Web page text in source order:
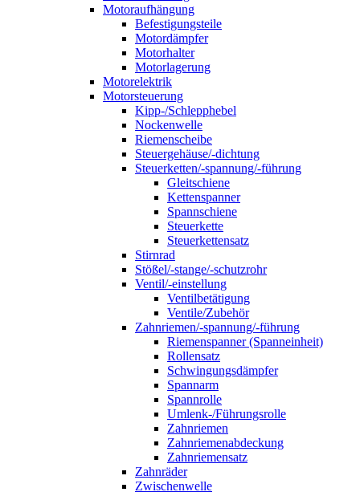
Motoraufhängung
Befestigungsteile
Motordämpfer
Motorhalter
Motorlagerung
Motorelektrik
Motorsteuerung
Kipp-/Schlepphebel
Nockenwelle
Riemenscheibe
Steuergehäuse/-dichtung
Steuerketten/-spannung/-führung
Gleitschiene
Kettenspanner
Spannschiene
Steuerkette
Steuerkettensatz
Stirnrad
Stößel/-stange/-schutzrohr
Ventil/-einstellung
Ventilbetätigung
Ventile/Zubehör
Zahnriemen/-spannung/-führung
Riemenspanner (Spanneinheit)
Rollensatz
Schwingungsdämpfer
Spannarm
Spannrolle
Umlenk-/Führungsrolle
Zahnriemen
Zahnriemenabdeckung
Zahnriemensatz
Zahnräder
Zwischenwelle